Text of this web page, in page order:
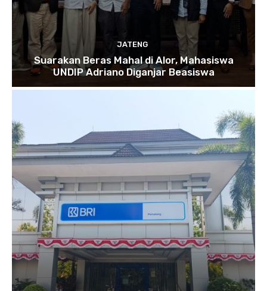
JATENG
Suarakan Beras Mahal di Alor, Mahasiswa
UNDIP Adriano Diganjar Beasiswa